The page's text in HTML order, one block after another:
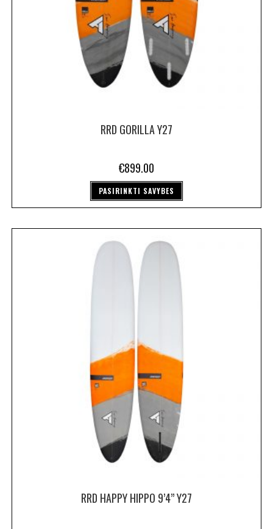
RRD GORILLA Y27
€899.00
PASIRINKTI SAVYBES
RRD HAPPY HIPPO 9’4” Y27